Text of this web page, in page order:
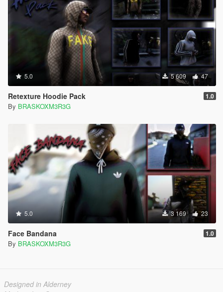
5.0 5 609 47
Retexture Hoodie Pack 1.0
By BRASKOXM3R3G
5.0 3 169 23
Face Bandana 1.0
By BRASKOXM3R3G
Designed in Alderney